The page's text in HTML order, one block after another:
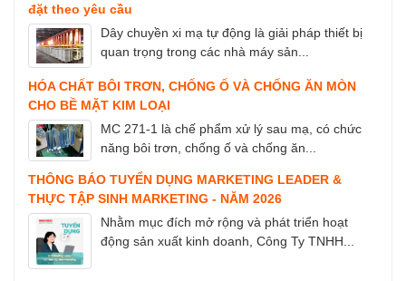
đặt theo yêu cầu
Dây chuyền xi mạ tự động là giải pháp thiết bị
quan trọng trong các nhà máy sản...
HÓA CHẤT BÔI TRƠN, CHỐNG Ố VÀ CHỐNG ĂN MÒN
CHO BỀ MẶT KIM LOẠI
MC 271-1 là chế phẩm xử lý sau mạ, có chức
năng bôi trơn, chống ố và chống ăn...
THÔNG BÁO TUYỂN DỤNG MARKETING LEADER &
THỰC TẬP SINH MARKETING - NĂM 2026
Nhằm mục đích mở rộng và phát triển hoạt
động sản xuất kinh doanh, Công Ty TNHH...